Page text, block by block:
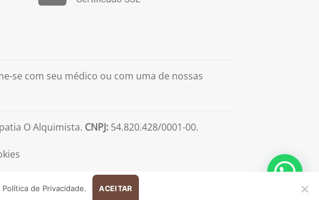
se com seu médico ou com uma de nossas
O Alquimista. CNPJ: 54.820.428/0001-00.
Política de Privacidade. ACEITAR